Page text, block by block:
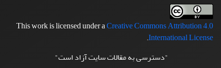
This work is licensed under aCreative Commons Attribution 4.0
International License
.
"دسترسی به مقالات سایت آزاد است"